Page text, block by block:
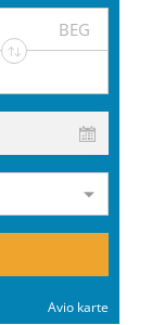
BEG
Avio karte